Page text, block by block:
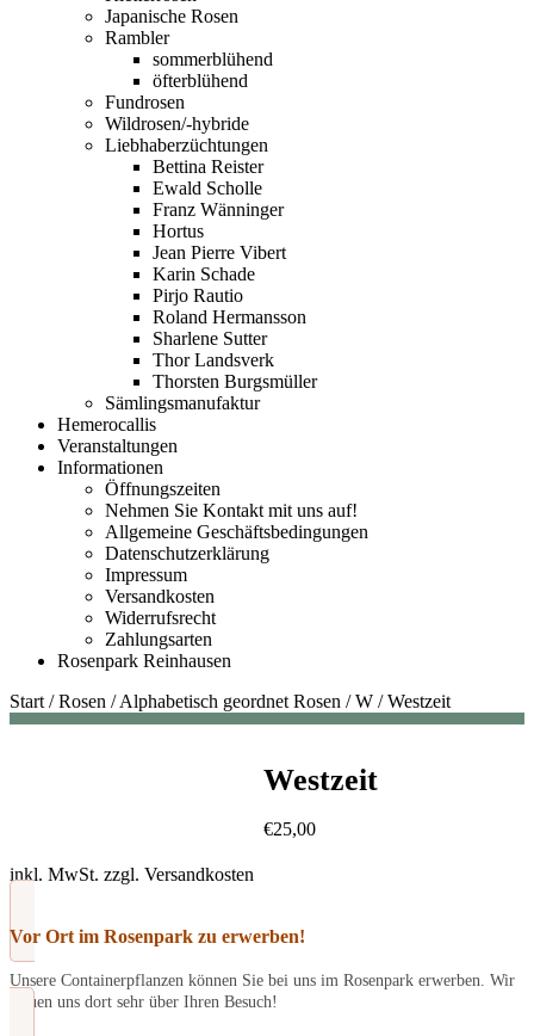
Japanische Rosen
Rambler
sommerblühend
öfterblühend
Fundrosen
Wildrosen/-hybride
Liebhaberzüchtungen
Bettina Reister
Ewald Scholle
Franz Wänninger
Hortus
Jean Pierre Vibert
Karin Schade
Pirjo Rautio
Roland Hermansson
Sharlene Sutter
Thor Landsverk
Thorsten Burgsmüller
Sämlingsmanufaktur
Hemerocallis
Veranstaltungen
Informationen
Öffnungszeiten
Nehmen Sie Kontakt mit uns auf!
Allgemeine Geschäftsbedingungen
Datenschutzerklärung
Impressum
Versandkosten
Widerrufsrecht
Zahlungsarten
Rosenpark Reinhausen
Start /Rosen /Alphabetisch geordnet Rosen /W /Westzeit
Westzeit
€25,00
inkl. MwSt. zzgl. Versandkosten
Vor Ort im Rosenpark zu erwerben!
Unsere Containerpflanzen können Sie bei uns im Rosenpark erwerben. Wir
freuen uns dort sehr über Ihren Besuch!